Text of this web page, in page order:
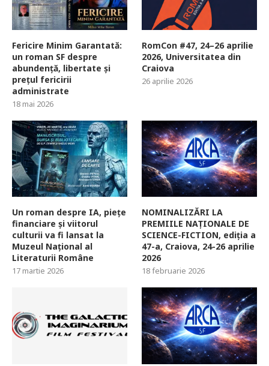
Fericire Minim Garantată:
un roman SF despre
abundență, libertate și
prețul fericirii
administrate
18 mai 2026
RomCon #47, 24–26 aprilie
2026, Universitatea din
Craiova
26 aprilie 2026
Un roman despre IA, piețe
financiare și viitorul
culturii va fi lansat la
Muzeul Național al
Literaturii Române
17 martie 2026
NOMINALIZĂRI LA
PREMIILE NAȚIONALE DE
SCIENCE-FICTION, ediția a
47-a, Craiova, 24-26 aprilie
2026
18 februarie 2026